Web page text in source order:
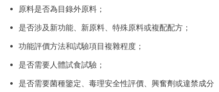
原料是否為目錄外原料；
是否涉及新功能、新原料、特殊原料或複配配方；
功能評價方法和試驗項目複雜程度；
是否需要人體試食試驗；
是否需要菌種鑒定、毒理安全性評價、興奮劑或違禁成分